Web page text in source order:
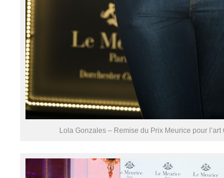
Lola Gonzales – Remise du Prix Meurice pour l’art